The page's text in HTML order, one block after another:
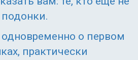
о первом
практически